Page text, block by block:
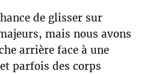
de glisser sur
mais nous avons
arrière face à une
parfois des corps